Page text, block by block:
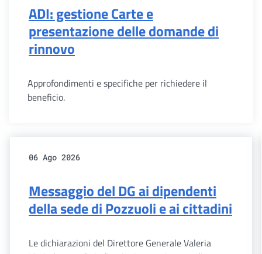
ADI: gestione Carte e
presentazione delle domande di
rinnovo
Approfondimenti e specifiche per richiedere il
beneficio.
06 Ago 2026
Messaggio del DG ai dipendenti
della sede di Pozzuoli e ai cittadini
Le dichiarazioni del Direttore Generale Valeria